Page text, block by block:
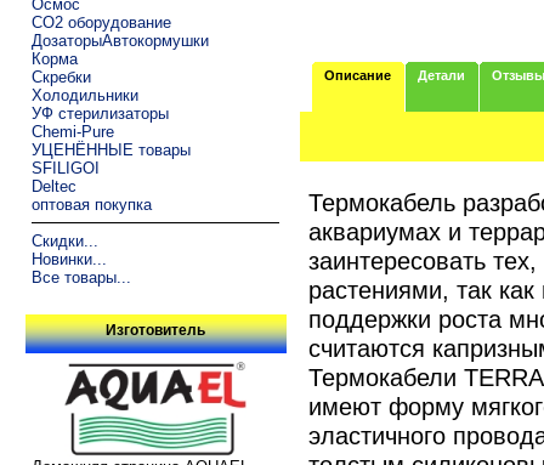
Осмос
CO2 оборудование
ДозаторыАвтокормушки
Корма
Скребки
Холодильники
УФ стерилизаторы
Chemi-Pure
УЦЕНЁННЫЕ товары
SFILIGOI
Deltec
оптовая покупка
Скидки...
Новинки...
Все товары...
Изготовитель
Описание Детали Отзывы
Термокабель
аквариумах и
заинтересовать
растениями, так
поддержки роста
считаются
Термокабели
имеют форму
эластичного